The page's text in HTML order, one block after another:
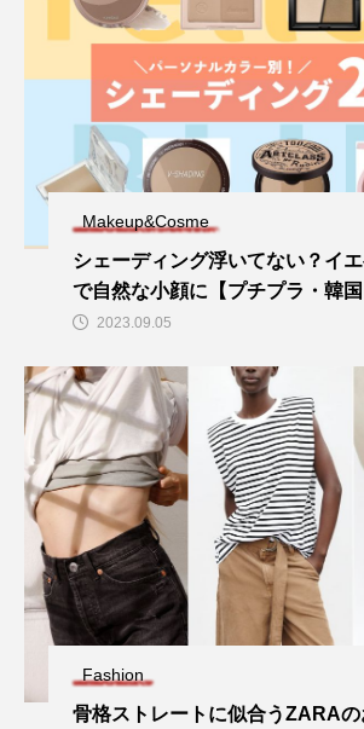
Makeup&Cosme
シェーディング浮いてない？イ
で自然な小顔に【プチプラ・韓国
2023.09.05
Fashion
骨格ストレートに似合うZARAの